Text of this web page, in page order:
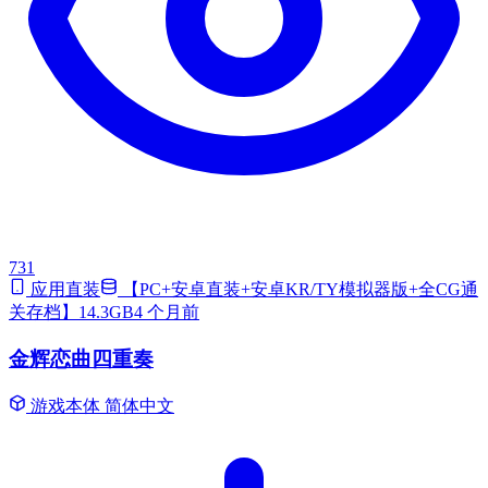
731
应用直装
【PC+安卓直装+安卓KR/TY模拟器版+全CG通
关存档】14.3GB4 个月前
金辉恋曲四重奏
游戏本体 简体中文